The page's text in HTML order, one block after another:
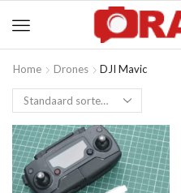
Home Drones DJI Mavic